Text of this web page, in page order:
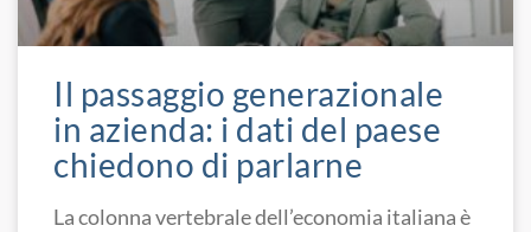
Il passaggio generazionale
in azienda: i dati del paese
chiedono di parlarne
La colonna vertebrale dell’economia italiana è